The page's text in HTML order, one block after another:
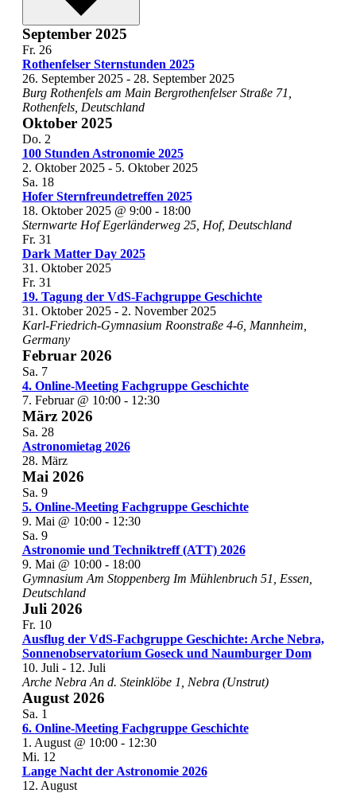
September 2025
Fr. 26
Rothenfelser Sternstunden 2025
26. September 2025- 28. September 2025
Burg Rothenfels am Main Bergrothenfelser Straße 71,
Rothenfels, Deutschland
Oktober 2025
Do. 2
100 Stunden Astronomie 2025
2. Oktober 2025- 5. Oktober 2025
Sa. 18
Hofer Sternfreundetreffen 2025
18. Oktober 2025 @ 9:00- 18:00
Sternwarte HofEgerländerweg 25, Hof, Deutschland
Fr. 31
Dark Matter Day 2025
31. Oktober 2025
Fr. 31
19. Tagung der VdS-Fachgruppe Geschichte
31. Oktober 2025- 2. November 2025
Karl-Friedrich-Gymnasium Roonstraße 4-6, Mannheim,
Germany
Februar 2026
Sa. 7
4. Online-Meeting Fachgruppe Geschichte
7. Februar @ 10:00- 12:30
März 2026
Sa. 28
Astronomietag 2026
28. März
Mai 2026
Sa. 9
5. Online-Meeting Fachgruppe Geschichte
9. Mai @ 10:00- 12:30
Sa. 9
Astronomie und Techniktreff (ATT) 2026
9. Mai @ 10:00- 18:00
Gymnasium Am Stoppenberg Im Mühlenbruch 51, Essen,
Deutschland
Juli 2026
Fr. 10
Ausflug der VdS-Fachgruppe Geschichte: Arche Nebra,
Sonnenobservatorium Goseck und Naumburger Dom
10. Juli - 12. Juli
Arche Nebra An d. Steinklöbe 1, Nebra (Unstrut)
August 2026
Sa. 1
6. Online-Meeting Fachgruppe Geschichte
1. August @ 10:00- 12:30
Mi. 12
Lange Nacht der Astronomie 2026
12. August